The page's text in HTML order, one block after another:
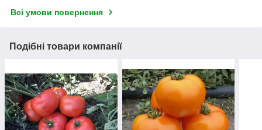
Всі умови повернення
Подібні товари компанії